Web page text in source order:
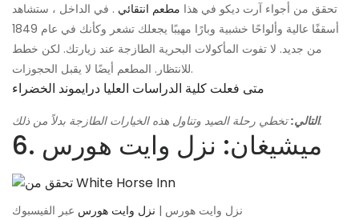
تحقق من أجواء آرت ديكو في هذا مطعم انتقائي . في الداخل ، ستشاهد
أسقفًا عالية وألواحًا خشبية وبارًا مهيبًا يجعلك تشعر وكأنك في عام 1849
من جديد. لا تفوت المأكولات البحرية الطازجة عند زيارتك. لكن خطط
للانتظار. المطعم أيضًا لا يقبل الحجوزات.
متى فعلت كلية الدراسات العليا درايموند الخضراء
التالي:تخطي رحلة الصيد وتناول هذه الخيارات الطازجة بدلاً من ذلك.
6. ميشيغان: نزل وايت هورس
نزل وايت هورس | نزل وايت هورس عبر الفيسبوك